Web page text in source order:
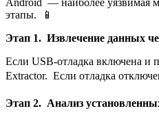
этапы. 📱
Этап 1. Извлечение данных
Если USB-отладка включена и
Extractor. Если отладка
Этап 2. Анализ